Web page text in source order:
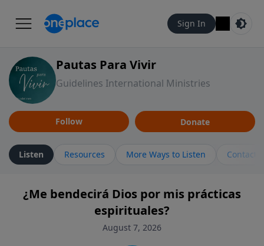
Sign In
Pautas Para Vivir
Guidelines International Ministries
Follow Donate
Listen Resources More Ways to Listen Contact
¿Me bendecirá Dios por mis prácticas
espirituales?
August 7, 2026